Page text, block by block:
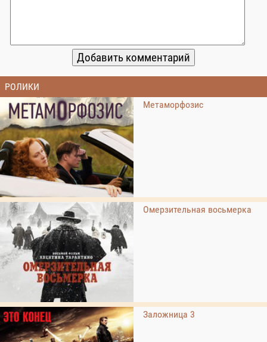
РОЛИКИ
Метаморфозис
Омерзительная восьмерка
Заложница 3